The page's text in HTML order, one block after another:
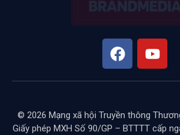
© 2026 Mạng xã hội Truyền thông
Giấy phép MXH Số 90/GP – BTTTT cấp